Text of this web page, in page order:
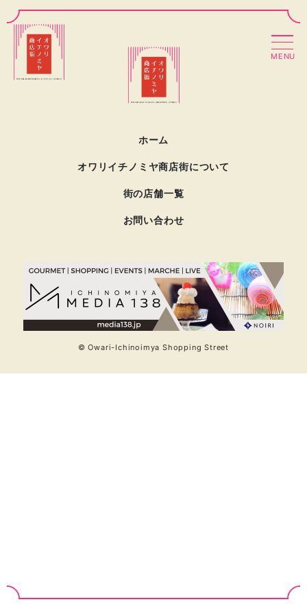
MENU
ホーム
オワリイチノミヤ商店街について
街の店舗一覧
お問い合わせ
© Owari-Ichinoimya Shopping Street